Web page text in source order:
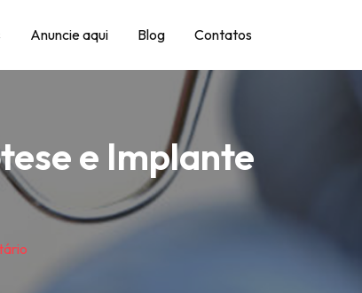
Anuncie aqui Blog Contatos
e Implante